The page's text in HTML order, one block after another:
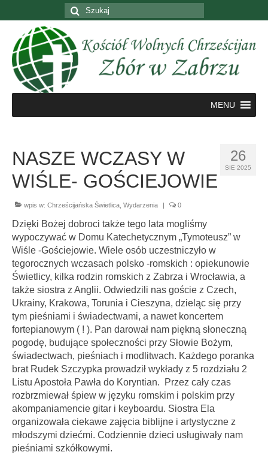
Szuklaj
w:
MENU
26
SIE 2025
NASZE WCZASY W
WIŚLE- GOŚCIEJOWIE
wpis w: Chrześcijańska Świetlica Wydarzenia | 0
Dzięki Bożej dobroci także tego lata mogliśmy
wypoczywać w Domu Katechetycznym „Tymoteusz” w
Wiśle -Gościejowie. Wiele osób uczestniczyło w
tegorocznych wczasach polsko -romskich : opiekunowie
Świetlicy, kilka rodzin romskich z Zabrza i Wrocławia, a
także siostra z Anglii. Odwiedzili nas goście z Czech,
Ukrainy, Krakowa, Torunia i Cieszyna, dzieląc się przy
tym pieśniami i świadectwami, a nawet koncertem
fortepianowym ( ! ). Pan darował nam piękną słoneczną
pogodę, budujące społeczności przy Słowie Bożym,
świadectwach, pieśniach i modlitwach. Każdego poranka
brat Rudek Szczypka prowadził wykłady z 5 rozdziału 2
Listu Apostoła Pawła do Koryntian. Przez cały czas
rozbrzmiewał śpiew w języku romskim i polskim przy
akompaniamencie gitar i keyboardu. Siostra Ela
organizowała ciekawe zajęcia biblijne i artystyczne z
młodszymi dziećmi. Codziennie dzieci usługiwały nam
pieśniami szkółkowymi.